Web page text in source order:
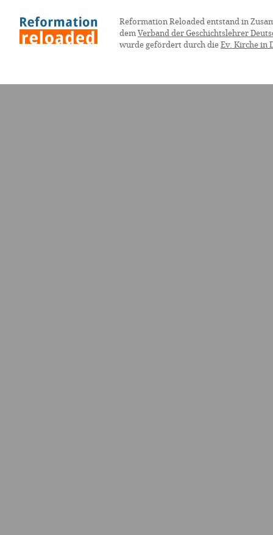
Reformation Reloaded entstand in
dem Verband der Geschichtslehrer
wurde gefördert durch die Ev. Kirche in